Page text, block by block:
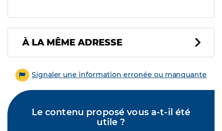
À LA MÊME ADRESSE
Signaler une information erronée ou manquante
Le contenu proposé vous a-t-il été
utile ?